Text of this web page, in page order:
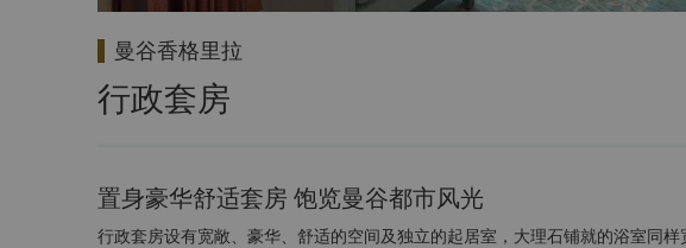
曼谷香格里拉
行政套房
置身豪华舒适套房 饱览曼谷都市风光
行政套房设有宽敞、豪华、舒适的空间及独立的起居室，大理石铺就的浴室同